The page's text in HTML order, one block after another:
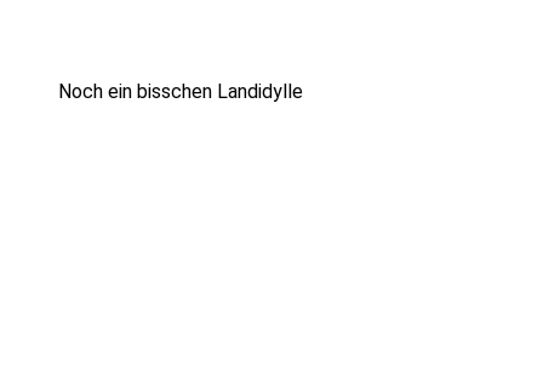
Noch ein bisschen Landidylle